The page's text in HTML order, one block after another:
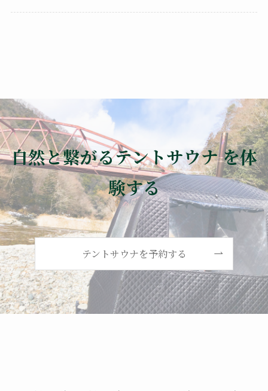
自然と繋がるテントサウナ を体
験する
テントサウナを予約する